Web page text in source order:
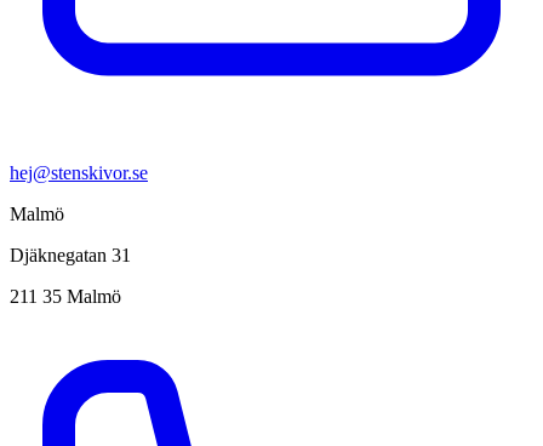
hej@stenskivor.se
Malmö
Djäknegatan 31
211 35 Malmö